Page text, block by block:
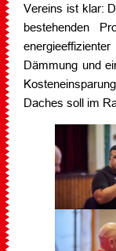
Vereins ist klar:
bestehenden
Dämmung und
Daches soll im